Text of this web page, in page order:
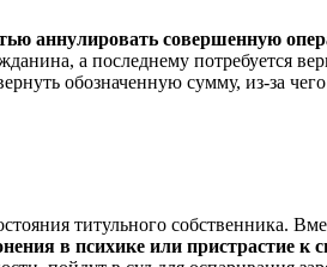
аннулировать совершенную
а последнему потребуется
обозначенную сумму, из-за
титульного собственника.
в психике или пристрастие к